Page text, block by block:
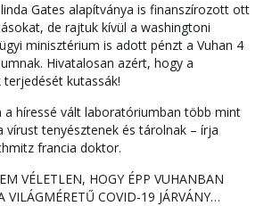
Gates alapítványa is finanszírozott ott
de rajtuk kívül a washingtoni
minisztérium is adott pénzt a Vuhan 4
Hivatalosan azért, hogy a
terjedését kutassák!
a híressé vált laboratóriumban több mint
vírust tenyésztenek és tárolnak – írja
francia doktor.
VÉLETLEN, HOGY ÉPP VUHANBAN
VILÁGMÉRETŰ COVID-19 JÁRVÁNY…